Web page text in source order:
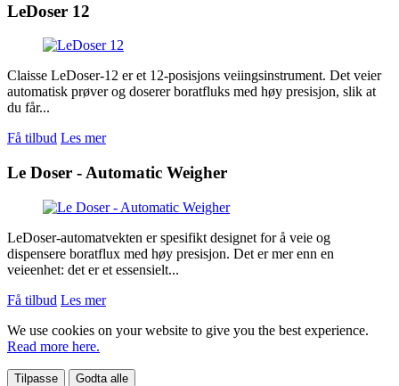
LeDoser 12
Claisse LeDoser-12 er et 12-posisjons veiingsinstrument. Det veier
automatisk prøver og doserer boratfluks med høy presisjon, slik at
du får...
Få tilbud Les mer
Le Doser - Automatic Weigher
LeDoser-automatvekten er spesifikt designet for å veie og
dispensere boratflux med høy presisjon. Det er mer enn en
veieenhet: det er et essensielt...
Få tilbud Les mer
We use cookies on your website to give you the best experience.
Read more here.
Tilpasse Godta alle